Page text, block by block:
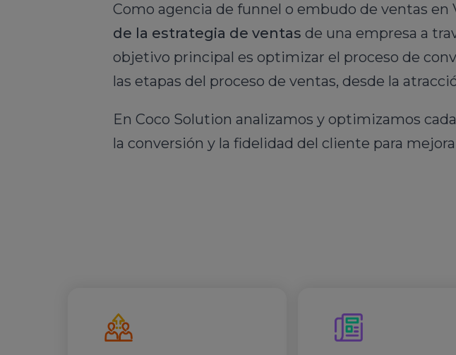
Como agencia de funnel o embudo de ventas en
de la estrategia de ventas de una empresa a
objetivo principal es optimizar el proceso de
las etapas del proceso de ventas, desde la
En Coco Solution analizamos y optimizamos
la conversión y la fidelidad del cliente para